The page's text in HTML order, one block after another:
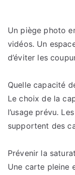
Un piège photo
vidéos. Un
d’éviter les
Quelle capacité
Le choix de la
l’usage prévu.
supportent des
Prévenir la
Une carte pleine